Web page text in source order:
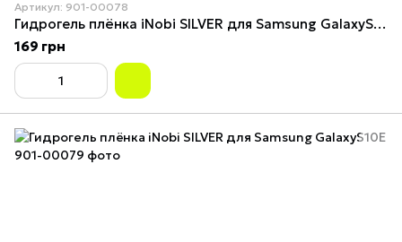
Артикул: 901-00078
Гидрогель плёнка iNobi SILVER для Samsung GalaxyS10+
169 грн